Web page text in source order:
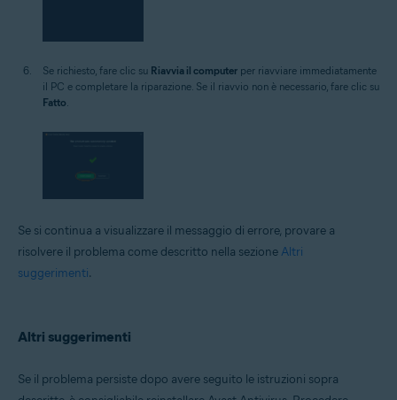
Se richiesto, fare clic su Riavvia il computer per riavviare immediatamente
il PC e completare la riparazione. Se il riavvio non è necessario, fare clic su
Fatto
Se si continua a visualizzare il messaggio di errore, provare a
risolvere il problema come descritto nella sezione Altri
suggerimenti.
Altri suggerimenti
Se il problema persiste dopo avere seguito le istruzioni sopra